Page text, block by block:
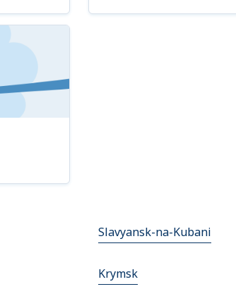
Slavyansk-na-Kubani
Krymsk